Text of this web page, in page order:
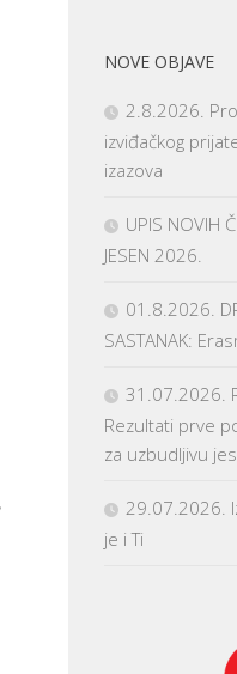
NOVE OBJAVE
2.8.2026.
izviđačkog
izazova
UPIS NOVIH
JESEN 2026.
01.8.2026.
SASTANAK:
31.07.2026.
Rezultati prve
za uzbudljivu
29.07.2026.
je i Ti